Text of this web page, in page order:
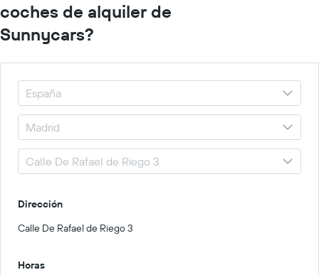
coches de alquiler de
Sunnycars?
Dirección
Calle De Rafael de Riego 3
Horas